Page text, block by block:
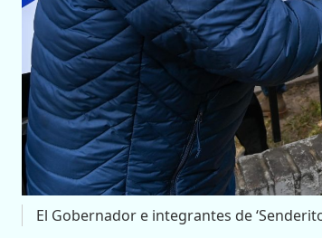
El Gobernador e integrantes de